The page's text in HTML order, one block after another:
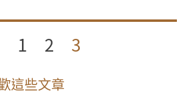
1 2 3
這些文章